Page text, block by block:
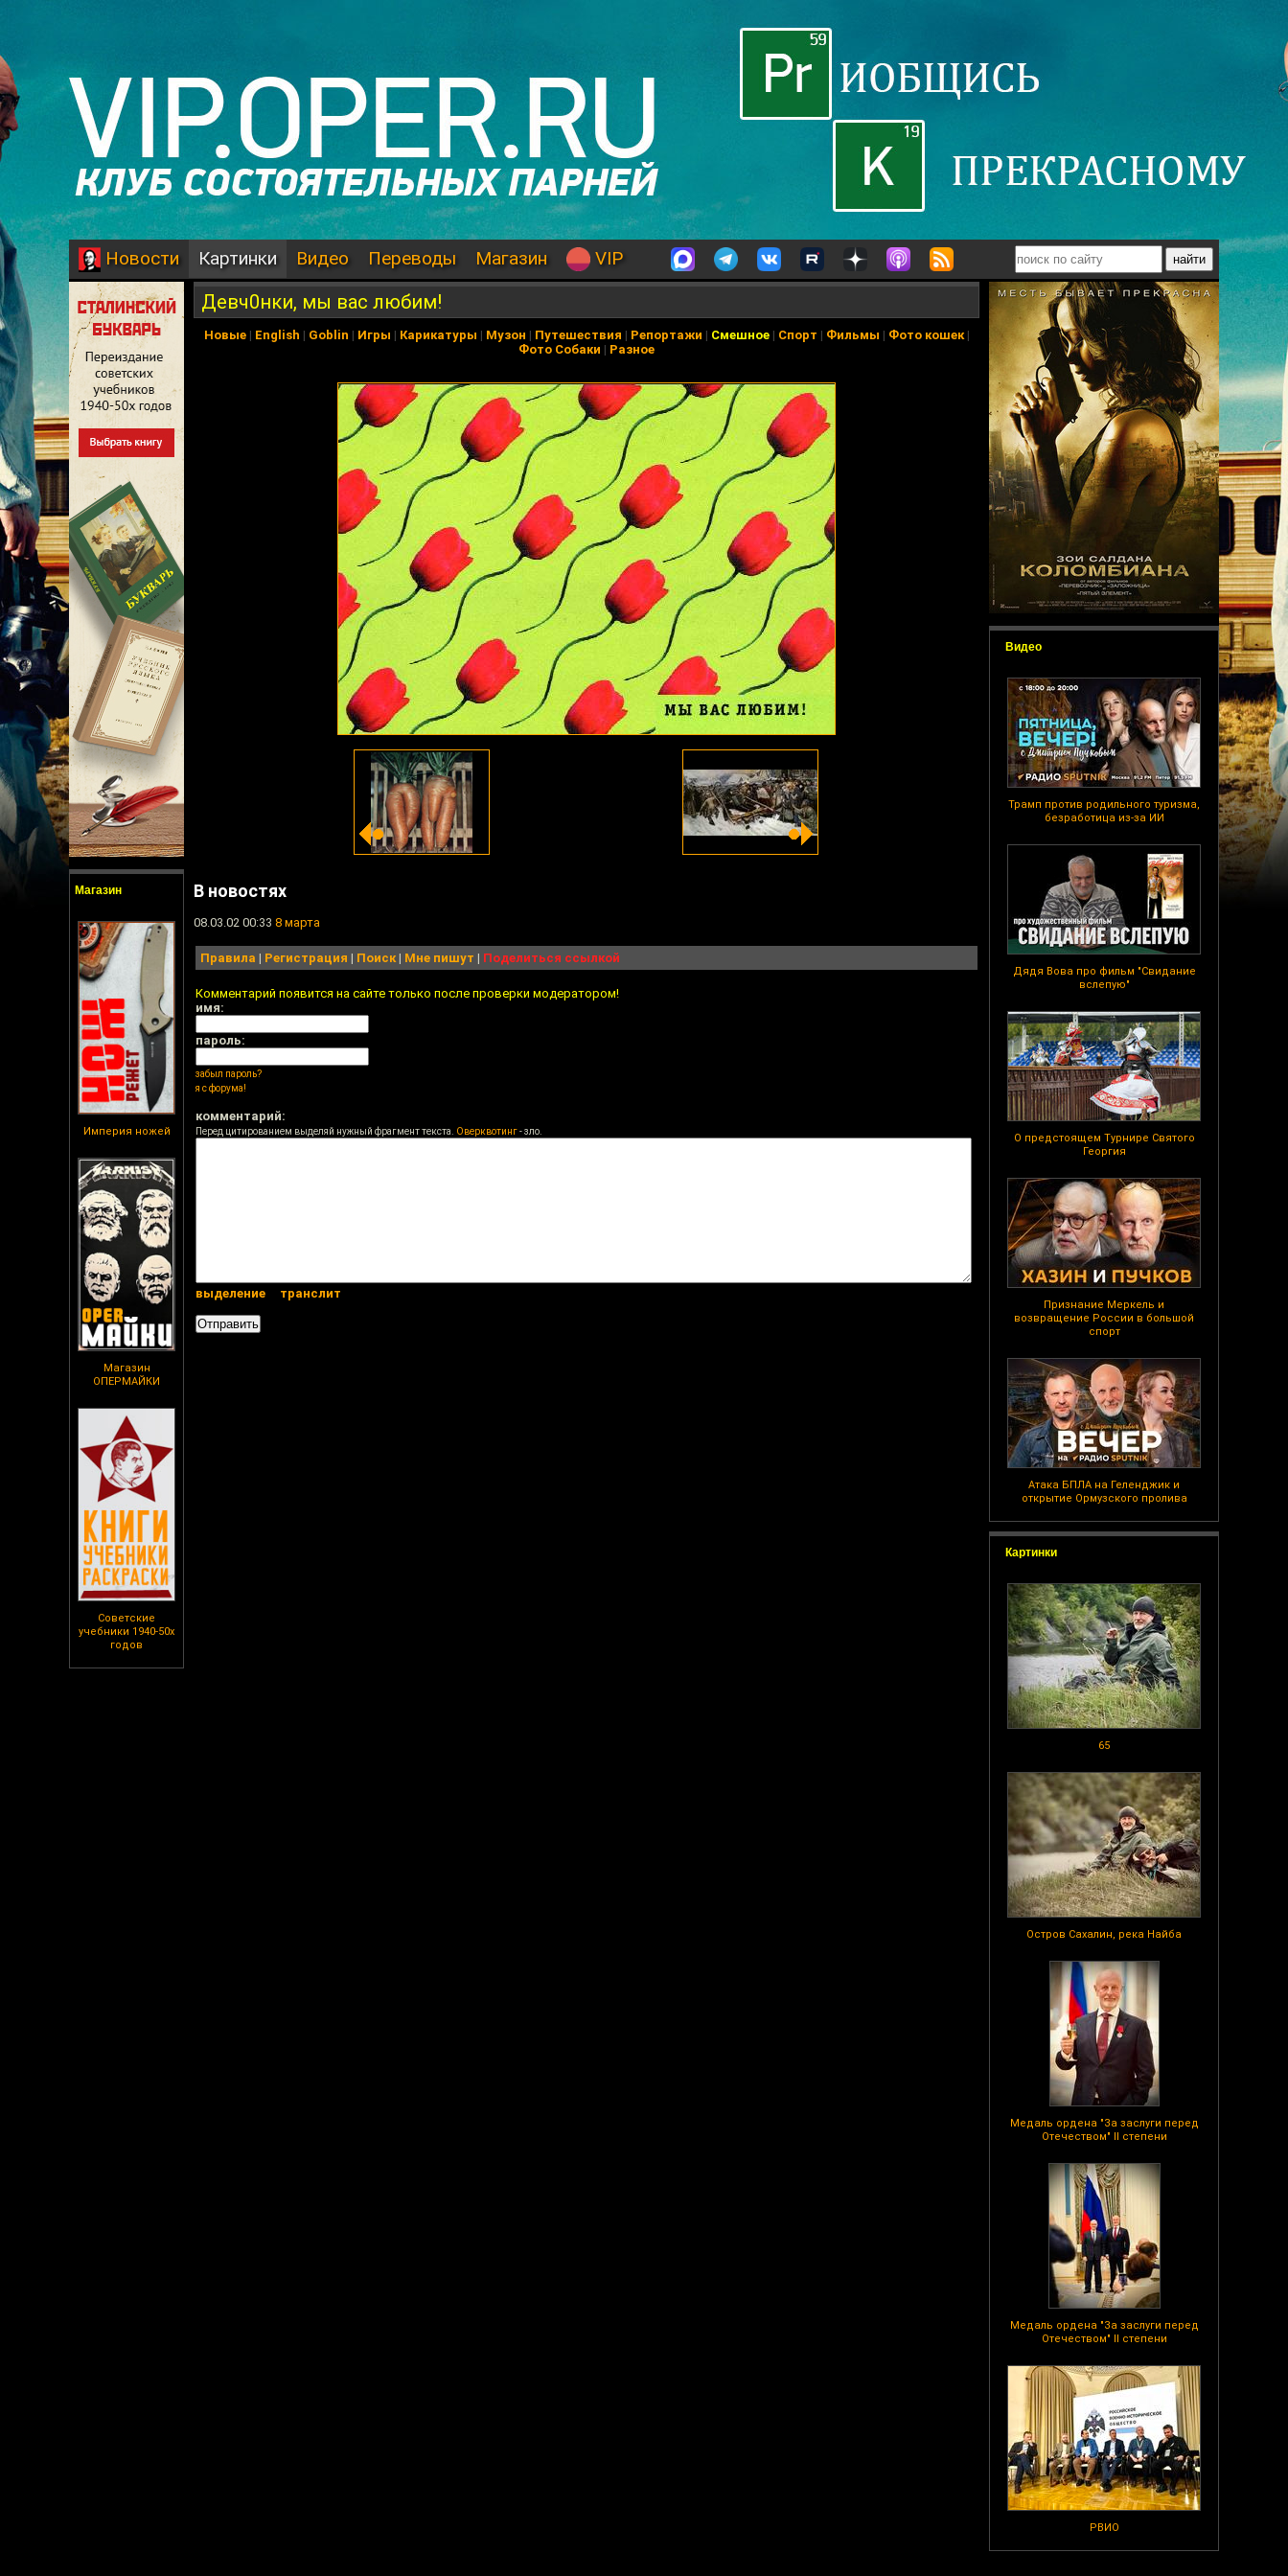
Новости Картинки Видео Переводы Магазин VIP
Магазин
Империя ножей
Магазин
ОПЕРМАЙКИ
Советские
учебники 1940-50х
годов
Видео
Трамп против родильного туризма,
безработица из-за ИИ
Дядя Вова про фильм "Свидание
вслепую"
О предстоящем Турнире Святого
Георгия
Признание Меркель и
возвращение России в большой
спорт
Атака БПЛА на Геленджик и
открытие Ормузского пролива
Картинки
65
Остров Сахалин, река Найба
Медаль ордена "За заслуги перед
Отечеством" II степени
Медаль ордена "За заслуги перед
Отечеством" II степени
РВИО
Девч0нки, мы вас любим!
Новые| English | Goblin | Игры | Карикатуры | Музон | Путешествия | Репортажи | Смешное| Спорт | Фильмы | Фото кошек|
Фото Собаки | Разное
В новостях
08.03.02 00:33 8 марта
Правила | Регистрация | Поиск| Мне пишут | Поделиться ссылкой
Комментарий появится на сайте только после проверки модератором!
имя:
пароль:
забыл пароль?
я с форума!
комментарий:
Перед цитированием выделяй нужный фрагмент текста. Оверквотинг- зло.
выделение транслит